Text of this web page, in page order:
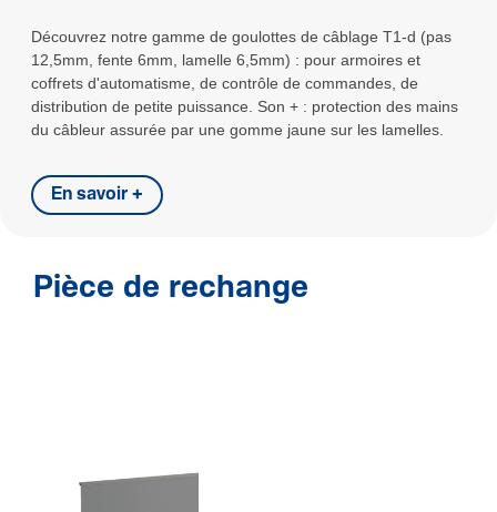
Découvrez notre gamme de goulottes de câblage T1-d (pas
12,5mm, fente 6mm, lamelle 6,5mm) : pour armoires et
coffrets d'automatisme, de contrôle de commandes, de
distribution de petite puissance. Son + : protection des mains
du câbleur assurée par une gomme jaune sur les lamelles.
En savoir +
Pièce de rechange